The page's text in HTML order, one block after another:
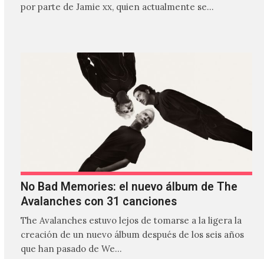
por parte de Jamie xx, quien actualmente se
No Bad Memories: el nuevo álbum de The
Avalanches con 31 canciones
The Avalanches estuvo lejos de tomarse a la ligera la
creación de un nuevo álbum después de los seis años
que han pasado de We…